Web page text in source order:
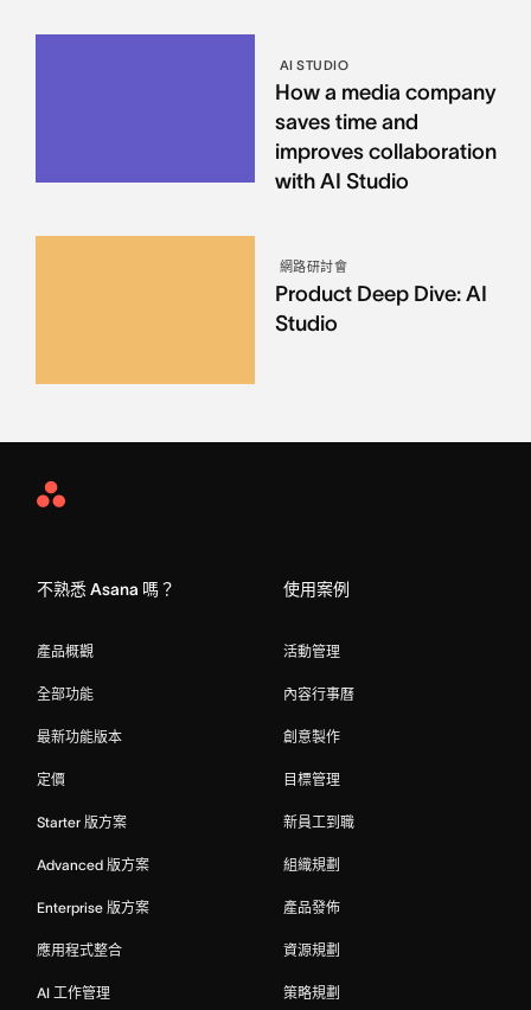
AI STUDIO
How a media company
saves time and
improves collaboration
with AI Studio
網路研討會
Product Deep Dive: AI
Studio
Asana
不熟悉 Asana 嗎？
產品概觀
全部功能
最新功能版本
定價
Starter 版方案
Advanced 版方案
Enterprise 版方案
應用程式整合
AI 工作管理
使用案例
活動管理
內容行事曆
創意製作
目標管理
新員工到職
組織規劃
產品發佈
資源規劃
策略規劃